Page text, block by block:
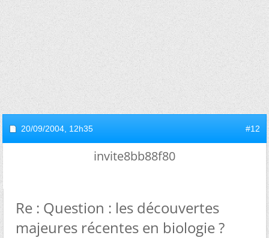
20/09/2004, 12h35 #12
invite8bb88f80
Re : Question : les découvertes
majeures récentes en biologie ?